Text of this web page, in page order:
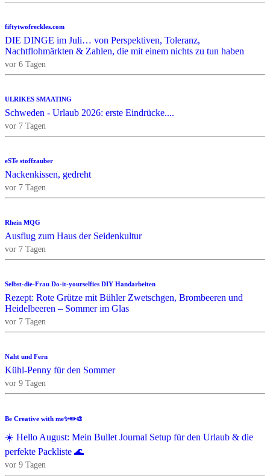
fiftytwofreckles.com
DIE DINGE im Juli… von Perspektiven, Toleranz,
Nachtflohmärkten & Zahlen, die mit einem nichts zu tun haben
vor 6 Tagen
ULRIKES SMAATING
Schweden - Urlaub 2026: erste Eindrücke....
vor 7 Tagen
eSTe stoffzauber
Nackenkissen, gedreht
vor 7 Tagen
Rhein MQG
Ausflug zum Haus der Seidenkultur
vor 7 Tagen
Selbst-die-Frau Do-it-yourselfies DIY Handarbeiten
Rezept: Rote Grütze mit Bühler Zwetschgen, Brombeeren und
Heidelbeeren – Sommer im Glas
vor 7 Tagen
Naht und Fern
Kühl-Penny für den Sommer
vor 9 Tagen
Be Creative with me✨✏️🎨
☀️ Hello August: Mein Bullet Journal Setup für den Urlaub & die
perfekte Packliste 🌊
vor 9 Tagen